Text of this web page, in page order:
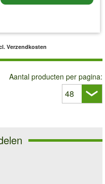
Verzendkosten
Aantal producten per pagina: